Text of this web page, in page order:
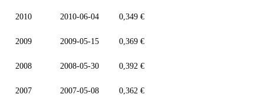
2010 2010-06-04 0,349 €
2009 2009-05-15 0,369 €
2008 2008-05-30 0,392 €
2007 2007-05-08 0,362 €